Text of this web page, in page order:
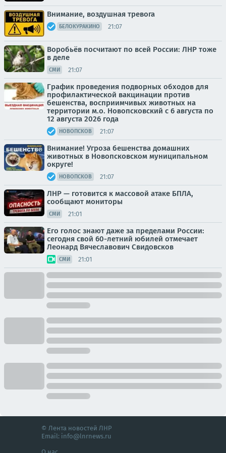
Внимание, воздушная тревога
БЕЛОКУРАКИНО 21:07
Воробьёв посчитают по всей России: ЛНР тоже
в деле
СМИ 21:07
График проведения подворных обходов для
профилактической вакцинации против
бешенства, восприимчивых животных на
территории м.о. Новопсковский с 6 августа по
12 августа 2026 года
НОВОПСКОВ 21:07
Внимание! Угроза бешенства домашних
животных в Новопсковском муниципальном
округе!
НОВОПСКОВ 21:07
ЛНР — готовится к массовой атаке БПЛА,
сообщают мониторы
СМИ 21:01
Его голос знают даже за пределами России:
сегодня свой 60-летний юбилей отмечает
Леонард Вячеславович Свидовсков
СМИ 21:01
© Лента новостей ЛНР
Email: info@lnrnews.ru